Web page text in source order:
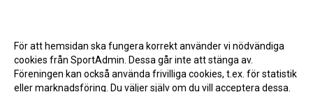
För att hemsidan ska fungera korrekt använder vi nödvändiga
cookies från SportAdmin. Dessa går inte att stänga av.
Föreningen kan också använda frivilliga cookies, t.ex. för statistik
eller marknadsföring. Du väljer själv om du vill acceptera dessa.